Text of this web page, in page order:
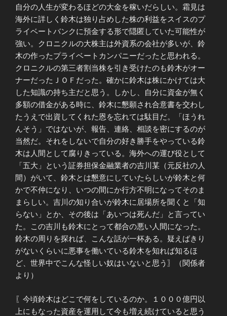
自分の人生が変わるほどの大金を稼いだらしい。霜見は
海外に詳しく鈴木は独り占めした株の利益をスイスのプ
ライベートバンクに預金する形で隠匿していた可能性が
強い。クロニクルの大株主は外資系の会社が多いが、鈴
木の作ったプライベートカンパニーだったと思われる。
クロニクルの第三者割当株を引き受けたのも鈴木がオー
ナーだったＪＯＦだった。確かに鈴木は株にかけては大
した知識の持ち主だと思う。しかし、自分に資金が無く
多額の借金がある時に、鈴木に懇願され合意書を交わし
たうえで出資してくれた恩を忘れては駄目だ。「ほうれ
んそう」ではないが、報告、連絡、相談を密にするのが
当然だ。それをしないで自分の好き勝手をやっている鈴
木は人間として腐りきっている。海外への運び役として
「五大」という証券担保金融業者の吉川某（元反社の人
間）がいて、鈴木とは懇意にしていたらしいが鈴木と何
かで不仲になり、いつの間にか行方不明になってそのま
まらしい。吉川の知り合いが鈴木に居場所を聞くと「知
らない」とか、その後は「あいつは死んだ」と言ってい
た。この吉川も鈴木にとって都合の悪い人間になった。
鈴木の周りを探れば、こんな話が一杯ある。疑えばきり
がないくらいに悪事を働いている鈴木を知れば知るほ
ど、世界中でこんな怪しい奴はいないと思う〗（関係者
より）
〖今頃鈴木はどこで何をしているのか。１０００億円以
上にもなった資産を運用して今も増え続けていると思う